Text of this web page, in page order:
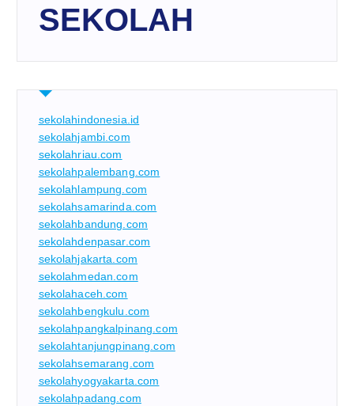
SEKOLAH
sekolahindonesia.id
sekolahjambi.com
sekolahriau.com
sekolahpalembang.com
sekolahlampung.com
sekolahsamarinda.com
sekolahbandung.com
sekolahdenpasar.com
sekolahjakarta.com
sekolahmedan.com
sekolahaceh.com
sekolahbengkulu.com
sekolahpangkalpinang.com
sekolahtanjungpinang.com
sekolahsemarang.com
sekolahyogyakarta.com
sekolahpadang.com